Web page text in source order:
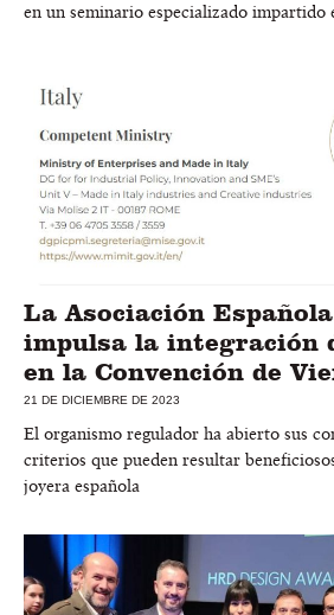
en un seminario especializado impartido
La Asociación
impulsa la integración
en la Convención de
21 DE DICIEMBRE DE 2023
El organismo regulador ha abierto sus
criterios que pueden resultar
joyera española